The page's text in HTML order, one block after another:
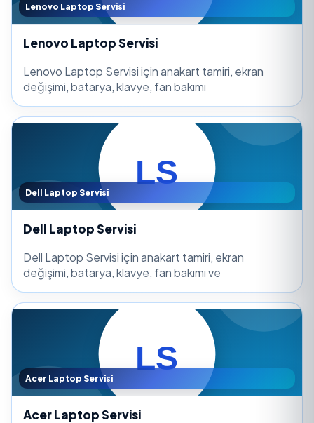
Lenovo Laptop Servisi
Lenovo Laptop Servisi
Lenovo Laptop Servisi için anakart tamiri, ekran
değişimi, batarya, klavye, fan bakımı
Dell Laptop Servisi
Dell Laptop Servisi
Dell Laptop Servisi için anakart tamiri, ekran
değişimi, batarya, klavye, fan bakımı ve
Acer Laptop Servisi
Acer Laptop Servisi